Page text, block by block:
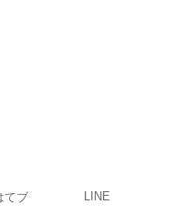
てブ LINE